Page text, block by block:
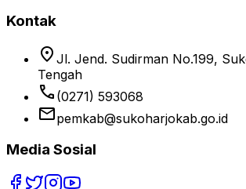
Kontak
location_on Jl. Jend. Sudirman No.199,
Tengah
phone (0271) 593068
emailpemkab@sukoharjokab.go.id
Media Sosial